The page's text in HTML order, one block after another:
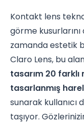
Kontakt lens
görme
zamanda estetik
Claro Lens, bu
tasarım 20 farklı
tasarlanmış
sunarak
taşıyor.